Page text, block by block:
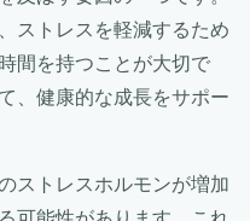
ストレスを軽減するため
間を持つことが大切で
、健康的な成長をサポー
ストレスホルモンが増加